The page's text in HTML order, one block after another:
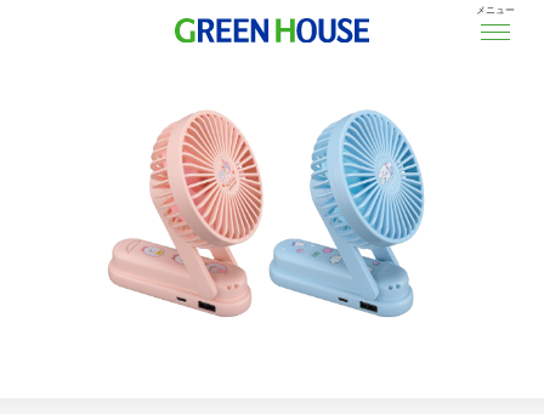
メニュー